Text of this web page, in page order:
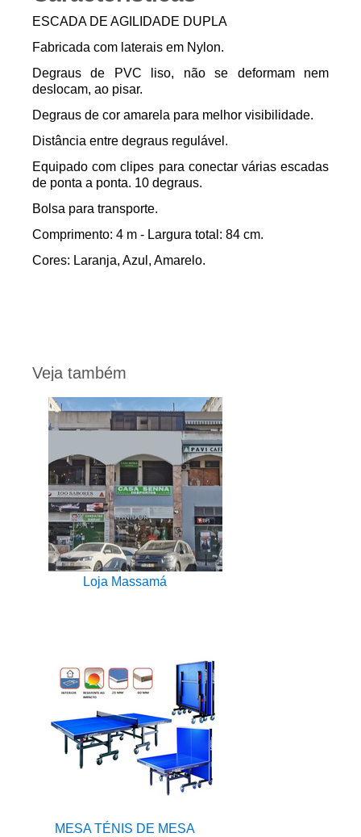
ESCADA DE AGILIDADE DUPLA
Fabricada com laterais em Nylon.
Degraus de PVC liso, não se deformam nem
deslocam, ao pisar.
Degraus de cor amarela para melhor visibilidade.
Distância entre degraus regulável.
Equipado com clipes para conectar várias escadas
de ponta a ponta. 10 degraus.
Bolsa para transporte.
Comprimento: 4 m - Largura total: 84 cm.
Cores: Laranja, Azul, Amarelo.
Veja também
Loja Massamá
MESA TÉNIS DE MESA